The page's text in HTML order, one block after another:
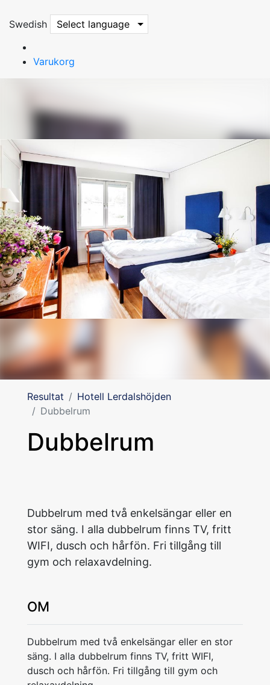
Swedish Select language
Varukorg
Resultat
Hotell Lerdalshöjden
Dubbelrum
Dubbelrum
Dubbelrum med två enkelsängar eller en
stor säng. I alla dubbelrum finns TV, fritt
WIFI, dusch och hårfön. Fri tillgång till
gym och relaxavdelning.
OM
Dubbelrum med två enkelsängar eller en stor
säng. I alla dubbelrum finns TV, fritt WIFI,
dusch och hårfön. Fri tillgång till gym och